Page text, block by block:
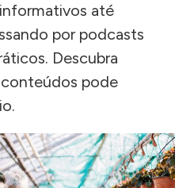
até
por podcasts
Descubra
pode